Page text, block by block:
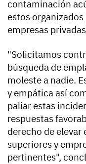
contaminación
estos
empresas
"Solicitamos
búsqueda de
moleste a nadie.
y empática así
paliar estas
respuestas
derecho de elevar
superiores y
pertinentes",